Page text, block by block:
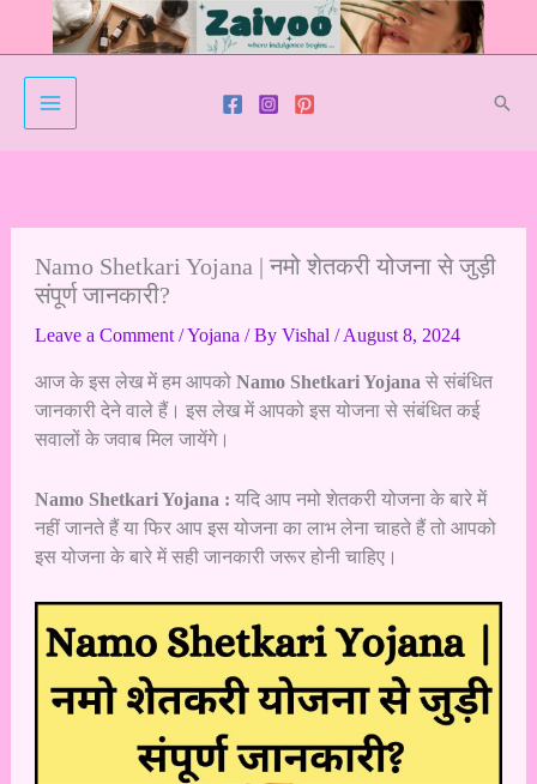
Namo Shetkari Yojana | नमो शेतकरी योजना से जुड़ी
संपूर्ण जानकारी?
Leave a Comment /Yojana / By Vishal /August 8, 2024
आज के इस लेख में हम आपको Namo Shetkari Yojana से संबंधित
जानकारी देने वाले हैं। इस लेख में आपको इस योजना से संबंधित कई
सवालों के जवाब मिल जायेंगे।
Namo Shetkari Yojana : यदि आप नमो शेतकरी योजना के बारे में
नहीं जानते हैं या फिर आप इस योजना का लाभ लेना चाहते हैं तो आपको
इस योजना के बारे में सही जानकारी जरूर होनी चाहिए।